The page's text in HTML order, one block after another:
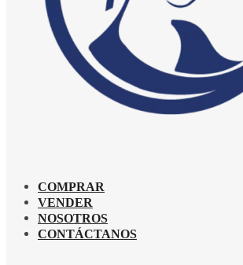
COMPRAR
VENDER
NOSOTROS
CONTÁCTANOS